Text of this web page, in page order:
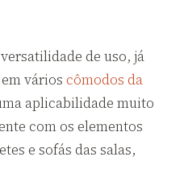
de uso, já
vários cômodos da
aplicabilidade muito
com os elementos
e sofás das salas,